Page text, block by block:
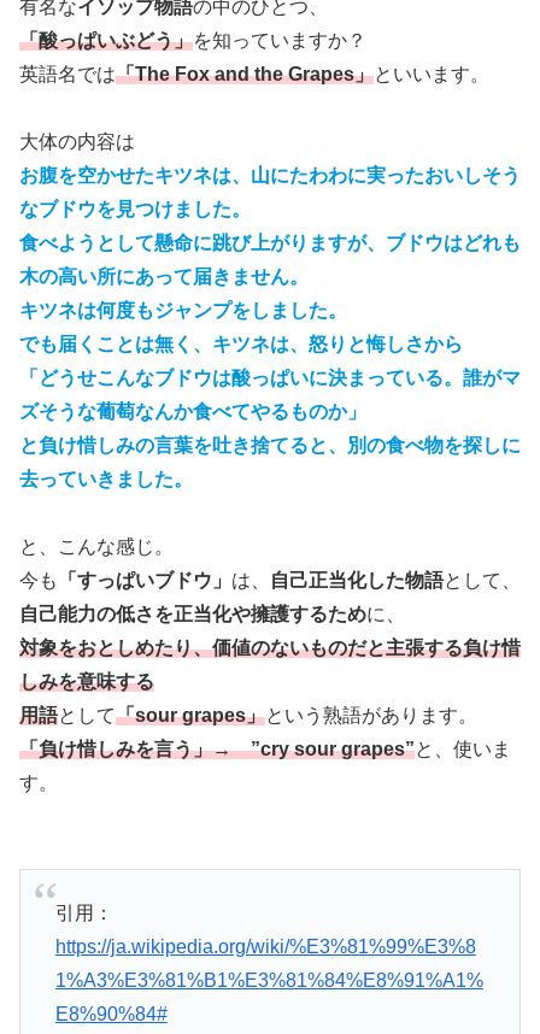
有名なイソップ物語の中のひとつ、
「酸っぱいぶどう」を知っていますか？
英語名では「The Fox and the Grapes」といいます。
大体の内容は
お腹を空かせたキツネは、山にたわわに実ったおいしそう
なブドウを見つけました。
食べようとして懸命に跳び上がりますが、ブドウはどれも
木の高い所にあって届きません。
キツネは何度もジャンプをしました。
でも届くことは無く、キツネは、怒りと悔しさから
「どうせこんなブドウは酸っぱいに決まっている。誰がマ
ズそうな葡萄なんか食べてやるものか」
と負け惜しみの言葉を吐き捨てると、別の食べ物を探しに
去っていきました。
と、こんな感じ。
今も
「すっぱいブドウ」 は、 自己正当化した物語として、
自己能力の低さを正当化や擁護するために、
対象をおとしめたり、価値のないものだと主張する負け惜
しみを意味する
用語として「sour grapes」という熟語があります。
「負け惜しみを言う」→ ”cry sour grapes”と、使いま
す。
引用：
https://ja.wikipedia.org/wiki/%E3%81%99%E3%8
1%A3%E3%81%B1%E3%81%84%E8%91%A1%
E8%90%84#